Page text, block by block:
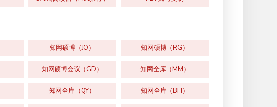
知网硕博（JO） 知网硕博（RG）
知网硕博会议（GD） 知网全库（MM）
知网全库（QY） 知网全库（BH）